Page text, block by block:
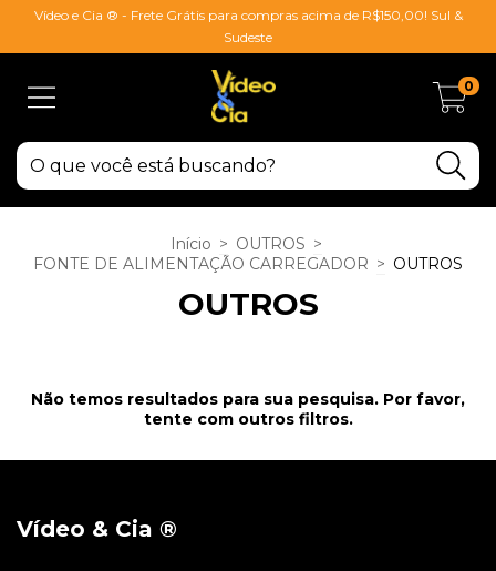
Vídeo e Cia ® - Frete Grátis para compras acima de R$150,00! Sul &
Sudeste
0
Início > OUTROS >
FONTE DE ALIMENTAÇÃO CARREGADOR > OUTROS
OUTROS
Não temos resultados para sua pesquisa. Por favor,
tente com outros filtros.
Vídeo & Cia ®